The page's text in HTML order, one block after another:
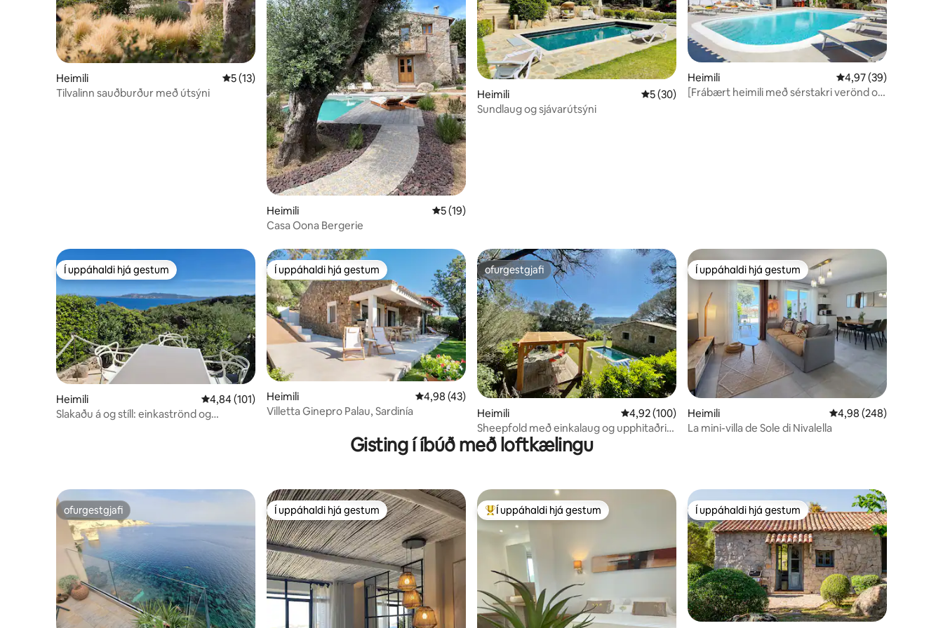
Heimili 5 af 5 í meðaleinkunn, 13 umsagnir
5 (13)
Tilvalinn sauðburður með útsýni
Heimili 5 af 5 í meðaleinkunn, 19 umsagnir
5 (19)
Casa Oona Bergerie
Heimili 5 af 5 í meðaleinkunn, 30 umsagnir
5 (30)
Sundlaug og sjávarútsýni
Heimili 4,97 af 5 í
4,97 (39)
[Frábært heimili með sérstakri verönd og
Í uppáhaldi hjá gestum
Í uppáhaldi hjá gestum
Heimili 4,84 af 5 í meðaleinkunn, 101 umsagnir
4,84 (101)
Slakaðu á og stíll: einkaströnd og
Í uppáhaldi hjá gestum
Í uppáhaldi hjá gestum
Heimili 4,98 af 5 í meðaleinkunn, 43 umsagnir
4,98 (43)
Villetta Ginepro Palau, Sardinía
ofurgestgjafi
ofurgestgjafi
Heimili 4,92 af 5 í meðaleinkunn, 100 umsagnir
4,92 (100)
Sheepfold með einkalaug og upphitaðri
sundlaug
Í uppáhaldi hjá gestum
Í uppáhaldi hjá gestum
Heimili 4,98 af 5 í
4,98 (248)
La mini-villa de Sole di Nivalella
Gisting í íbúð með loftkælingu
ofurgestgjafi
ofurgestgjafi Í uppáhaldi hjá gestum
Í uppáhaldi hjá gestum Í mestu uppáhaldi hjá gestum
Í uppáhaldi hjá gestum Í uppáhaldi hjá gestum
Í uppáhaldi hjá gestum